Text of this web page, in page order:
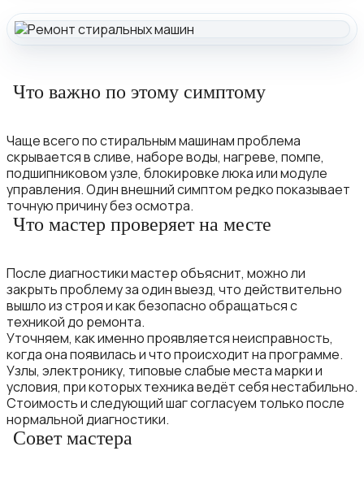
Что важно по этому симптому
Чаще всего по стиральным машинам проблема
скрывается в сливе, наборе воды, нагреве, помпе,
подшипниковом узле, блокировке люка или модуле
управления. Один внешний симптом редко показывает
точную причину без осмотра.
Что мастер проверяет на месте
После диагностики мастер объяснит, можно ли
закрыть проблему за один выезд, что действительно
вышло из строя и как безопасно обращаться с
техникой до ремонта.
Уточняем, как именно проявляется неисправность,
когда она появилась и что происходит на программе.
Узлы, электронику, типовые слабые места марки и
условия, при которых техника ведёт себя нестабильно.
Стоимость и следующий шаг согласуем только после
нормальной диагностики.
Совет мастера